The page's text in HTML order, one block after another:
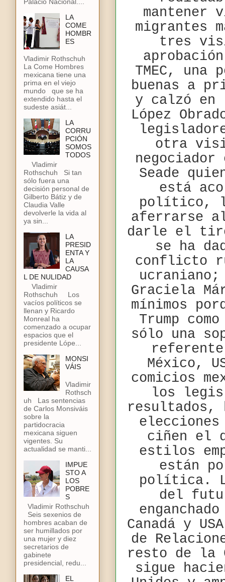
migrantes
tres
TMEC, una
buenas a
y calzó en
López
otra
Seade
está
político,
aferrarse
darle el
se ha
conflicto
Graciela
mínimos
Trump
sólo una
México,
comicios
los
resultados,
ciñen el
estilos
están
política.
del
Canadá y
de
resto de la
sigue
LA
COME
HOMBR
ES
Vladimir Rothschuh
La Come Hombres
mexicana tiene una
prima en el viejo
mundo que se ha
extendido hasta el
sudeste asiát...
LA
CORRU
PCIÓN
SOMOS
TODOS
Vladimir
Rothschuh Si tan
sólo fuera una
decisión personal de
Gilberto Bátiz y de
Claudia Valle
devolverle la vida al
ya sin...
LA
PRESID
ENTA Y
LA
CAUSA
L DE NULIDAD
Vladimir
Rothschuh Los
vacíos políticos se
llenan y Ricardo
Monreal ha
comenzado a ocupar
espacios que el
presidente Lópe...
MONSI
VÁIS
Vladimir
Rothsch
uh Las sentencias
de Carlos Monsiváis
sobre la
partidocracia
mexicana siguen
vigentes. Su
actualidad se manti...
IMPUE
STO A
LOS
POBRE
S
Vladimir Rothschuh
Seis sexenios de
hombres acaban de
ser humillados por
una mujer y diez
secretarios de
gabinete
presidencial, redu...
EL